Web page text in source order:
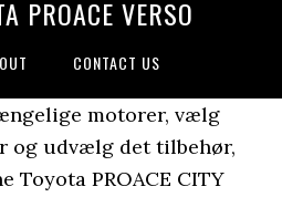
PROACE VERSO
CONTACT US
motorer, vælg
og udvælg det tilbehør,
Toyota PROACE CITY